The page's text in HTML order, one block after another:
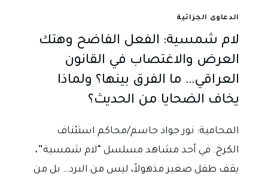
الدعاوى الجزائية
لام شمسية: الفعل الفاضح وهتك
العرض والاغتصاب في القانون
العراقي… ما الفرق بينها؟ ولماذا
يخاف الضحايا من الحديث؟
المحامية: نور جواد جاسم/محاكم استئناف
الكرخ. في أحد مشاهد مسلسل “لام شمسية”،
يقف طفل صغير مذهولاً، ليس من البرد… بل من